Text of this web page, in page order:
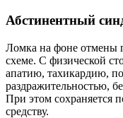
Абстинентный
Ломка на фоне отмены
схеме. С физической
апатию, тахикардию,
раздражительностью,
При этом сохраняется
средству.